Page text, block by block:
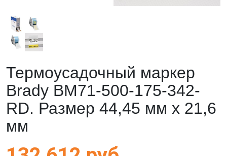
Термоусадочный маркер
Brady BM71-500-175-342-
RD. Размер 44,45 мм х 21,6
мм